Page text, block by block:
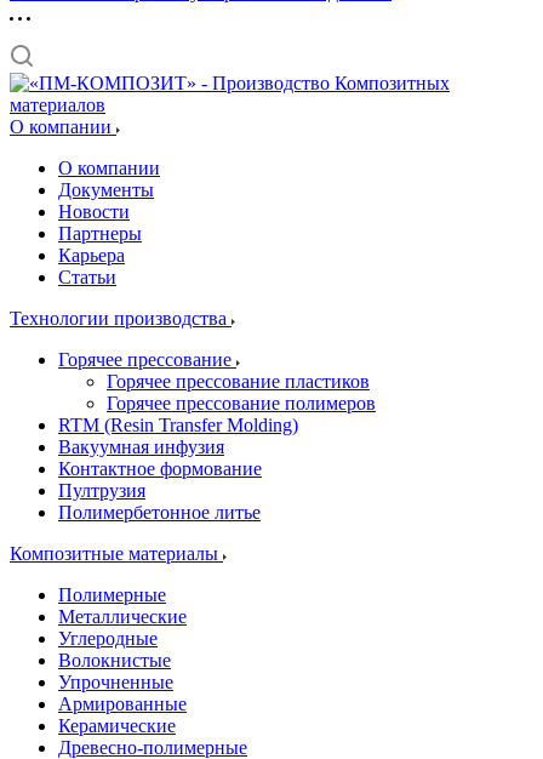
О компании
О компании
Документы
Новости
Партнеры
Карьера
Статьи
Технологии производства
Горячее прессование
Горячее прессование пластиков
Горячее прессование полимеров
RTM (Resin Transfer Molding)
Вакуумная инфузия
Контактное формование
Пултрузия
Полимербетонное литье
Композитные материалы
Полимерные
Металлические
Углеродные
Волокнистые
Упрочненные
Армированные
Керамические
Древесно-полимерные